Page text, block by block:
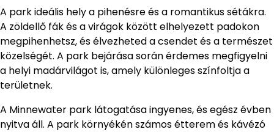
A park ideális hely a pihenésre és a romantikus sétákra.
A zöldellő fák és a virágok között elhelyezett padokon
megpihenhetsz, és élvezheted a csendet és a természet
közelségét. A park bejárása során érdemes megfigyelni
a helyi madárvilágot is, amely különleges színfoltja a
területnek.
A Minnewater park látogatása ingyenes, és egész évben
nyitva áll. A park környékén számos étterem és kávézó